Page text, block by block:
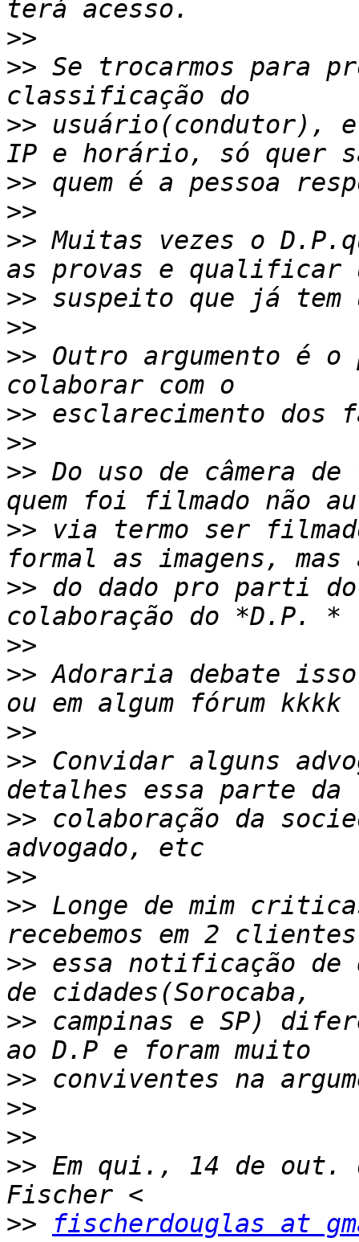
>>
>> Se trocarmos para
>> usuário(condutor),
>>
>>
>> Muitas vezes o
>>
>>
>> Outro argumento é
>>
>>
>> Do uso de câmera
>> via termo ser
>> do dado pro parti do
>>
>> Adoraria debate isso
>>
>> Convidar alguns
>> colaboração da
>>
>> Longe de mim
>> essa notificação
>> campinas e SP)
>>
>>
>>
>> Em qui., 14 de out.
>>
fischerdouglas at